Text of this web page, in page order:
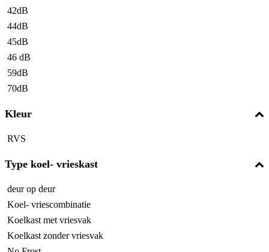
42dB
44dB
45dB
46 dB
59dB
70dB
Kleur
RVS
Type koel- vrieskast
deur op deur
Koel- vriescombinatie
Koelkast met vriesvak
Koelkast zonder vriesvak